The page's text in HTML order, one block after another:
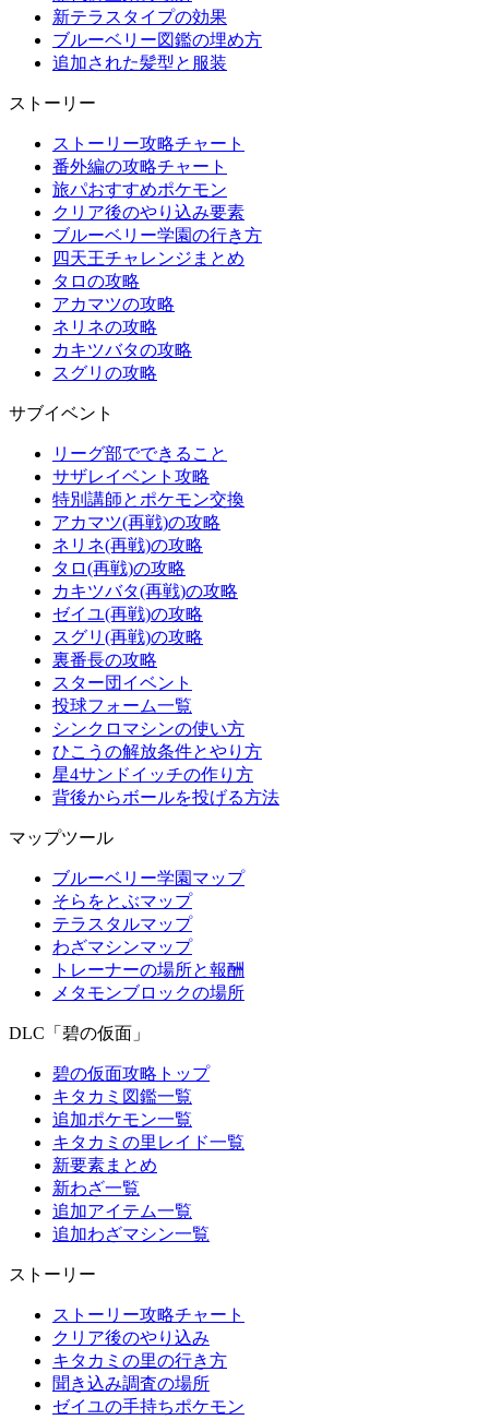
新テラスタイプの効果
ブルーベリー図鑑の埋め方
追加された髪型と服装
ストーリー
ストーリー攻略チャート
番外編の攻略チャート
旅パおすすめポケモン
クリア後のやり込み要素
ブルーベリー学園の行き方
四天王チャレンジまとめ
タロの攻略
アカマツの攻略
ネリネの攻略
カキツバタの攻略
スグリの攻略
サブイベント
リーグ部でできること
サザレイベント攻略
特別講師とポケモン交換
アカマツ(再戦)の攻略
ネリネ(再戦)の攻略
タロ(再戦)の攻略
カキツバタ(再戦)の攻略
ゼイユ(再戦)の攻略
スグリ(再戦)の攻略
裏番長の攻略
スター団イベント
投球フォーム一覧
シンクロマシンの使い方
ひこうの解放条件とやり方
星4サンドイッチの作り方
背後からボールを投げる方法
マップツール
ブルーベリー学園マップ
そらをとぶマップ
テラスタルマップ
わざマシンマップ
トレーナーの場所と報酬
メタモンブロックの場所
DLC「碧の仮面」
碧の仮面攻略トップ
キタカミ図鑑一覧
追加ポケモン一覧
キタカミの里レイド一覧
新要素まとめ
新わざ一覧
追加アイテム一覧
追加わざマシン一覧
ストーリー
ストーリー攻略チャート
クリア後のやり込み
キタカミの里の行き方
聞き込み調査の場所
ゼイユの手持ちポケモン